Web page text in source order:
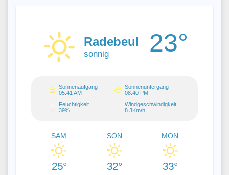
Radebeul
sonnig 23°
Sonnenaufgang
05:41 AM
Sonnenuntergang
08:40 PM
Feuchtigkeit
39%
Windgeschwindigkeit
8.3Km/h
SAM
25°
SON
32°
MON
33°